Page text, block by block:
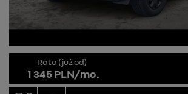
Rata (już od)
1 345 PLN/mc.